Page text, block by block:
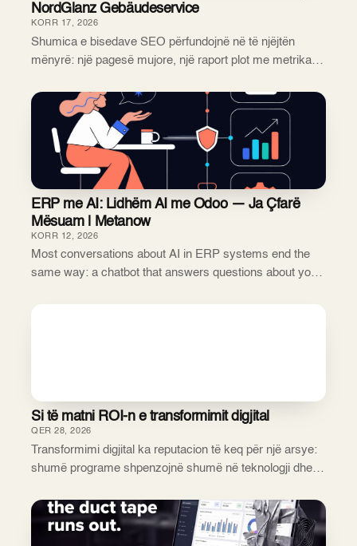
NordGlanz Gebäudeservice
Shumica e bisedave SEO përfundojnë në të njëjtën
mënyrë: një pagesë mujore, një raport plot me metrika të
përkthehet ose jo në rezultate të ma...
KORR 17, 2026
ERP me AI: Lidhëm AI me Odoo — Ja Çfarë
Mësuam | Metanow
Most conversations about AI in ERP systems end the
same way: a chatbot that answers questions about your
KORR 12, 2026
Si të matni ROI-n e transformimit digjital
Transformimi digjital ka reputacion të keq për një arsye:
shumë programe shpenzojnë shumë në teknologji dhe
zakonisht kanë një shkak të përbashkët — tran...
QER 28, 2026